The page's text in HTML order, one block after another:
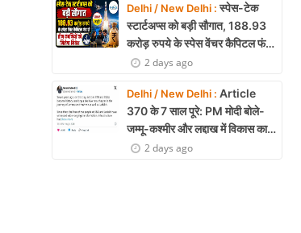
Delhi / New Delhi :स्पेस-टेक
स्टार्टअप्स को बड़ी सौगात, 188.93
करोड़ रुपये के स्पेस वेंचर कैपिटल फंड
से तीन कंपनियों को मिलेगा निवेश
2 days ago
Delhi / New Delhi : Article
370 के 7 साल पूरे: PM मोदी बोले-
जम्मू-कश्मीर और लद्दाख में विकास का
नया युग शुरू
2 days ago